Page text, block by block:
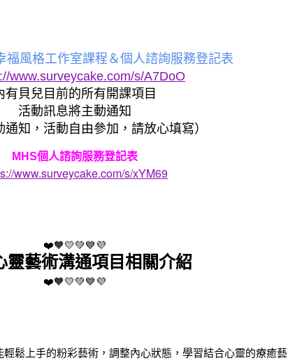
福風格工作室課程＆個人諮詢服務登記表
www.surveycake.com/s/A7DoO
有貝兒目前的所有開課項目
活動訊息將主動通知
通知，活動自由參加，請放心填寫）
MHS個人諮詢服務登記表
www.surveycake.com/s/xYM69
❤️🧡💛💚💙💜
靈藝術溝通項目相關介紹
❤️🧡💛💚💙💜
鬆上手的粉彩藝術，調整內心狀態，學習結合心靈的療癒藝